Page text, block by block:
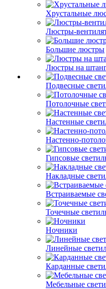
Хрустальные
Люстры-
Большие люстры
Люстры на
Подвесные
Потолочные
Настенные
Настенно-
Гипсовые
Накладные
Встраиваемые
Точечные
Ночники
Линейные
Карданные
Мебельные